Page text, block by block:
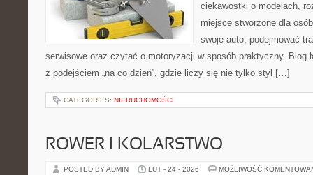
ciekawostki o modelach,
miejsce stworzone dla
swoje auto, podejmować
serwisowe oraz czytać o motoryzacji w sposób praktyczny. Blog
z podejściem „na co dzień”, gdzie liczy się nie tylko styl […]
CATEGORIES: NIERUCHOMOŚCI
ROWER I KOLARSTWO
POSTED BY ADMIN LUT - 24 - 2026 MOŻLIWOŚĆ